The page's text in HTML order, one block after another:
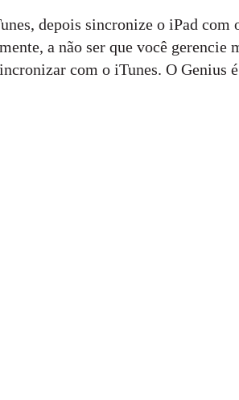
depois sincronize o iPad com
a não ser que você gerencie
com o iTunes. O Genius